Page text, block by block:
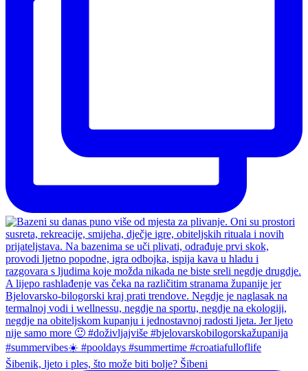
Šibenik, ljeto i ples, što može biti bolje? Šibeni